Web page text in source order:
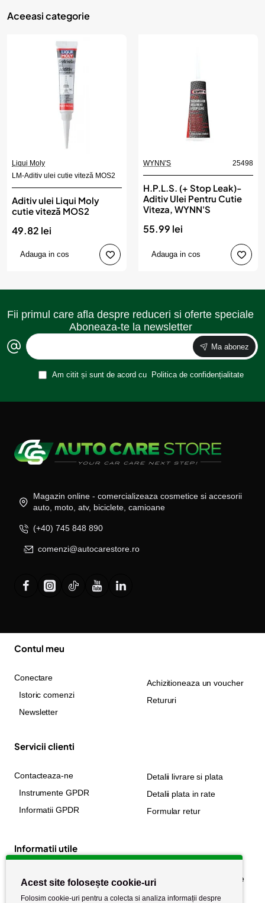
Aceeasi categorie
Liqui Moly
LM-Aditiv ulei cutie viteză MOS2
Aditiv ulei Liqui Moly
cutie viteză MOS2
49.82 lei
Adauga in cos
WYNN'S 25498
H.P.L.S. (+ Stop Leak)-
Aditiv Ulei Pentru Cutie
Viteza, WYNN'S
55.99 lei
Adauga in cos
Fii primul care afla despre reduceri si oferte speciale
Aboneaza-te la newsletter
Ma abonez
Am citit și sunt de acord cu Politica de confidențialitate
Magazin online - comercializeaza cosmetice si accesorii
auto, moto, atv, biciclete, camioane
(+40) 745 848 890
comenzi@autocarestore.ro
Contul meu
Conectare
Istoric comenzi
Newsletter
Achizitioneaza un voucher
Retururi
Servicii clienti
Contacteaza-ne
Instrumente GPDR
Informatii GPDR
Detalii livrare si plata
Detalii plata in rate
Formular retur
Informatii utile
Despre noi
Stiri si noutati
Politica de confidențialitate
Politica de retur
Acest site folosește cookie-uri
Folosim cookie-uri pentru a colecta si analiza informații despre